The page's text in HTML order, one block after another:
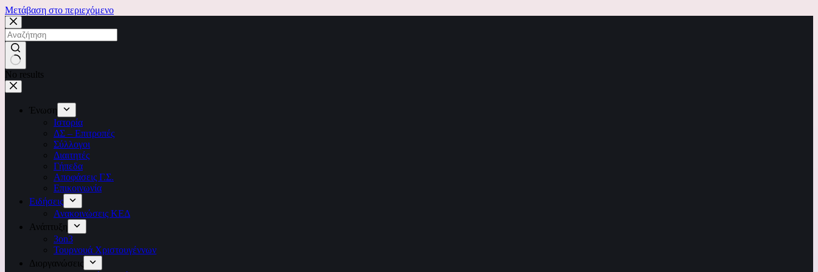
Μετάβαση στο περιεχόμενο
No results
Ένωση
Ιστορία
ΔΣ – Επιτροπές
Σύλλογοι
Διαιτητές
Γήπεδα
Αποφάσεις Γ.Σ.
Επικοινωνία
Ειδήσεις
Ανακοινώσεις ΚΕΔ
Ανάπτυξη
3on3
Τουρνουά Χριστουγέννων
Διοργανώσεις